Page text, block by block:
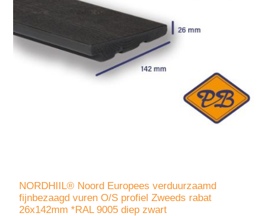
NORDHIIL® Noord Europees verduurzaamd
fijnbezaagd vuren O/S profiel Zweeds rabat
26x142mm *RAL 9005 diep zwart